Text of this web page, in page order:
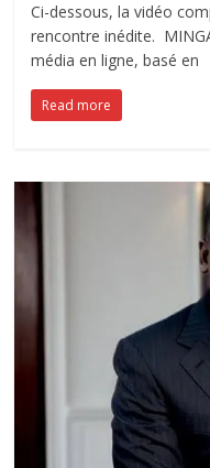
Ci-dessous, la vidéo
rencontre inédite.
média en ligne, basé en
Read more